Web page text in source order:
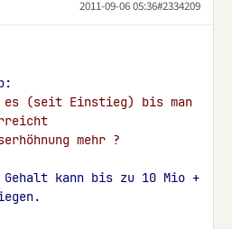
2011-09-06 05:36#2334209
es (seit Einstieg) bis man
mehr ?
kann bis zu 10 Mio +